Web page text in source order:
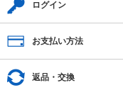
ログイン
お支払い方法
返品・交換